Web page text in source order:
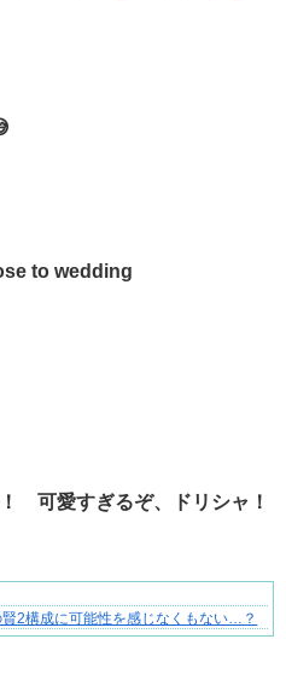
to wedding
可愛すぎるぞ、ドリシャ！
賢2構成に可能性を感じなくもない…？